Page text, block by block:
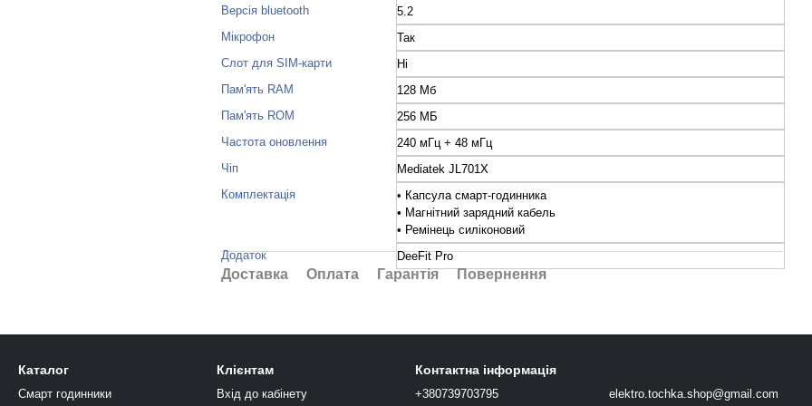
Версія bluetooth
5.2
Мікрофон
Так
Слот для SIM-карти
Нi
Пам'ять RAM
128 Мб
Пам'ять RОM
256 МБ
Частота оновлення
240 мГц + 48 мГц
Чіп
Mediatek JL701X
Комплектація
• Капсула смарт-годинника
• Магнітний зарядний кабель
• Ремінець силіконовий
Додаток
DeeFit Pro
Доставка Оплата Гарантія Повернення
Каталог
Смарт годинники
Клієнтам
Вхід до кабінету
Контактна інформація
+380739703795 elektro.tochka.shop@gmail.com